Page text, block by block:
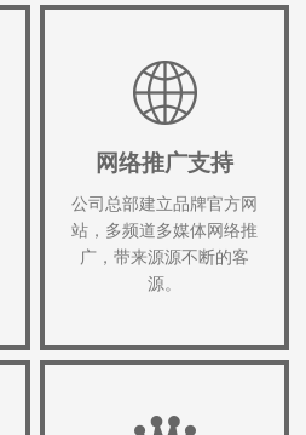
网络推广支持
公司总部建立品牌官方网
站，多频道多媒体网络推
广，带来源源不断的客
源。